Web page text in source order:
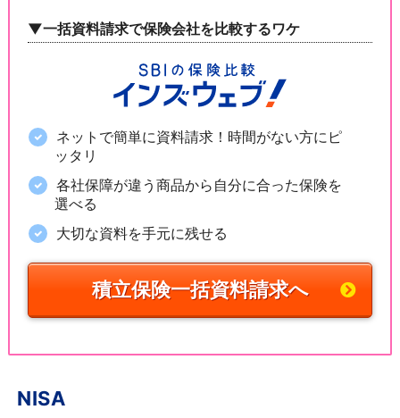
▼一括資料請求で保険会社を比較するワケ
ネットで簡単に資料請求！時間がない方にピ
ッタリ
各社保障が違う商品から自分に合った保険を
選べる
大切な資料を手元に残せる
積立保険一括資料請求へ
NISA